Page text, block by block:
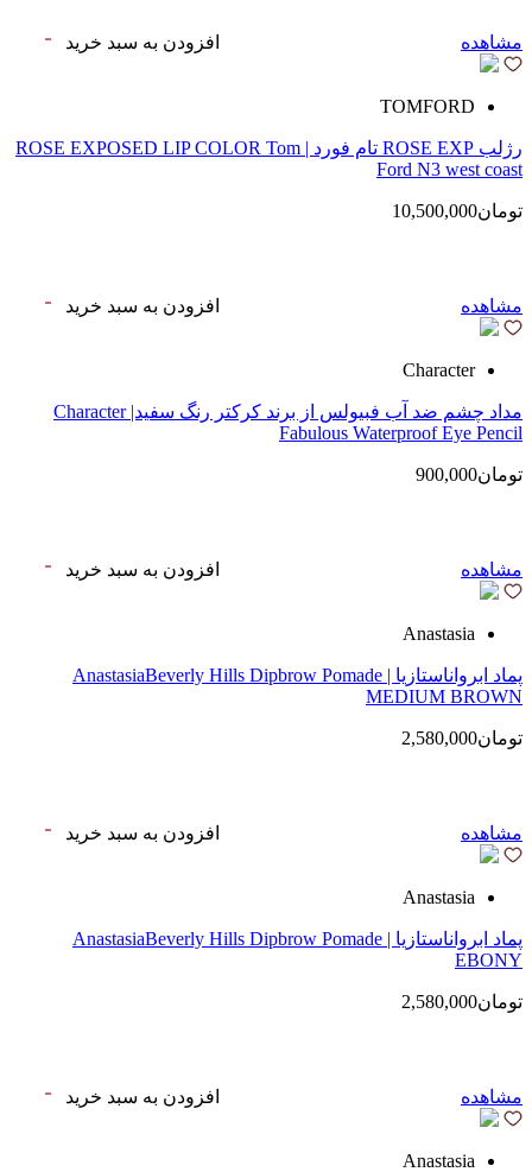
مشاهده افزودن به سبد خرید
TOMFORD
رژلب ROSE EXP تام فورد | ROSE EXPOSED LIP COLOR Tom
Ford N3 west coast
تومان10,500,000
مشاهده افزودن به سبد خرید
Character
مداد چشم ضد آب فبیولس از برند کرکتر رنگ سفید| Character
Fabulous Waterproof Eye Pencil
تومان900,000
مشاهده افزودن به سبد خرید
Anastasia
پماد ابرواناستازیا | AnastasiaBeverly Hills Dipbrow Pomade
MEDIUM BROWN
تومان2,580,000
مشاهده افزودن به سبد خرید
Anastasia
پماد ابرواناستازیا | AnastasiaBeverly Hills Dipbrow Pomade
EBONY
تومان2,580,000
مشاهده افزودن به سبد خرید
Anastasia